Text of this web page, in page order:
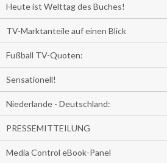
Heute ist Welttag des Buches!
TV-Marktanteile auf einen Blick
Fußball TV-Quoten:
Sensationell!
Niederlande - Deutschland:
PRESSEMITTEILUNG
Media Control eBook-Panel